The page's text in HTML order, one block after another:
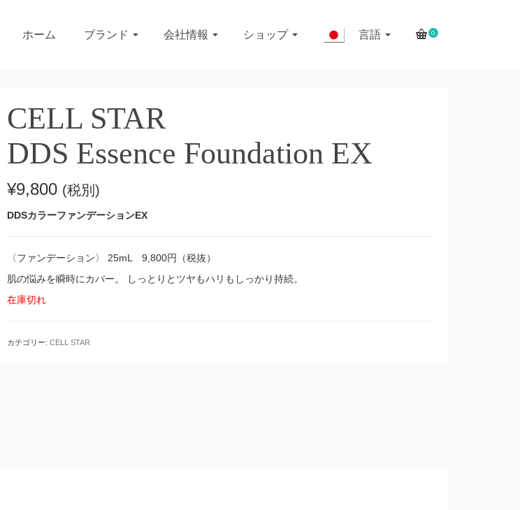
ホーム ブランド 会社情報 ショップ 言語 0
CELL STAR
DDS Essence Foundation EX
¥9,800 (税別)
DDSカラーファンデーションEX
〈ファンデーション〉 25mL 9,800円（税抜）
肌の悩みを瞬時にカバー。 しっとりとツヤもハリもしっかり持続。
在庫切れ
カテゴリー: CELL STAR